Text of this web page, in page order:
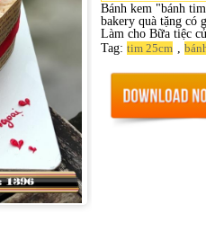
Bánh kem "bánh
bakery quà tặng có
Làm cho Bữa tiệc
Tag: tim 25cm